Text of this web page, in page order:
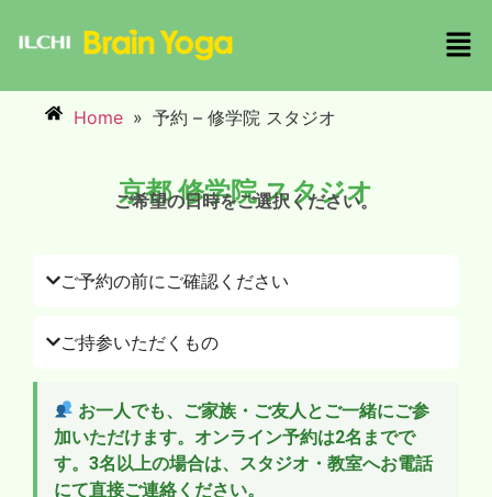
Home » 予約 – 修学院 スタジオ
京都 修学院 スタジオ
ご希望の日時をご選択ください。
ご予約の前にご確認ください
ご持参いただくもの
お一人でも、ご家族・ご友人とご一緒にご参
加いただけます。オンライン予約は2名までで
す。3名以上の場合は、スタジオ・教室へお電話
にて直接ご連絡ください。